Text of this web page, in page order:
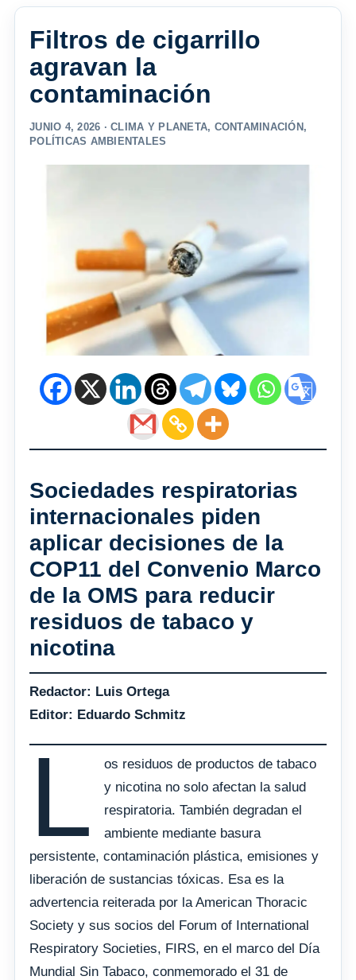
Filtros de cigarrillo
agravan la
contaminación
JUNIO 4, 2026 ·CLIMA Y PLANETA, CONTAMINACIÓN ,
POLÍTICAS AMBIENTALES
Sociedades respiratorias
internacionales piden
aplicar decisiones de la
COP11 del Convenio Marco
de la OMS para reducir
residuos de tabaco y
nicotina
Redactor: Luis Ortega
Editor: Eduardo Schmitz
L
os residuos de productos de tabaco
y nicotina no solo afectan la salud
respiratoria. También degradan el
ambiente mediante basura
persistente, contaminación plástica, emisiones y
liberación de sustancias tóxicas. Esa es la
advertencia reiterada por la American Thoracic
Society y sus socios del Forum of International
Respiratory Societies, FIRS, en el marco del Día
Mundial Sin Tabaco, conmemorado el 31 de